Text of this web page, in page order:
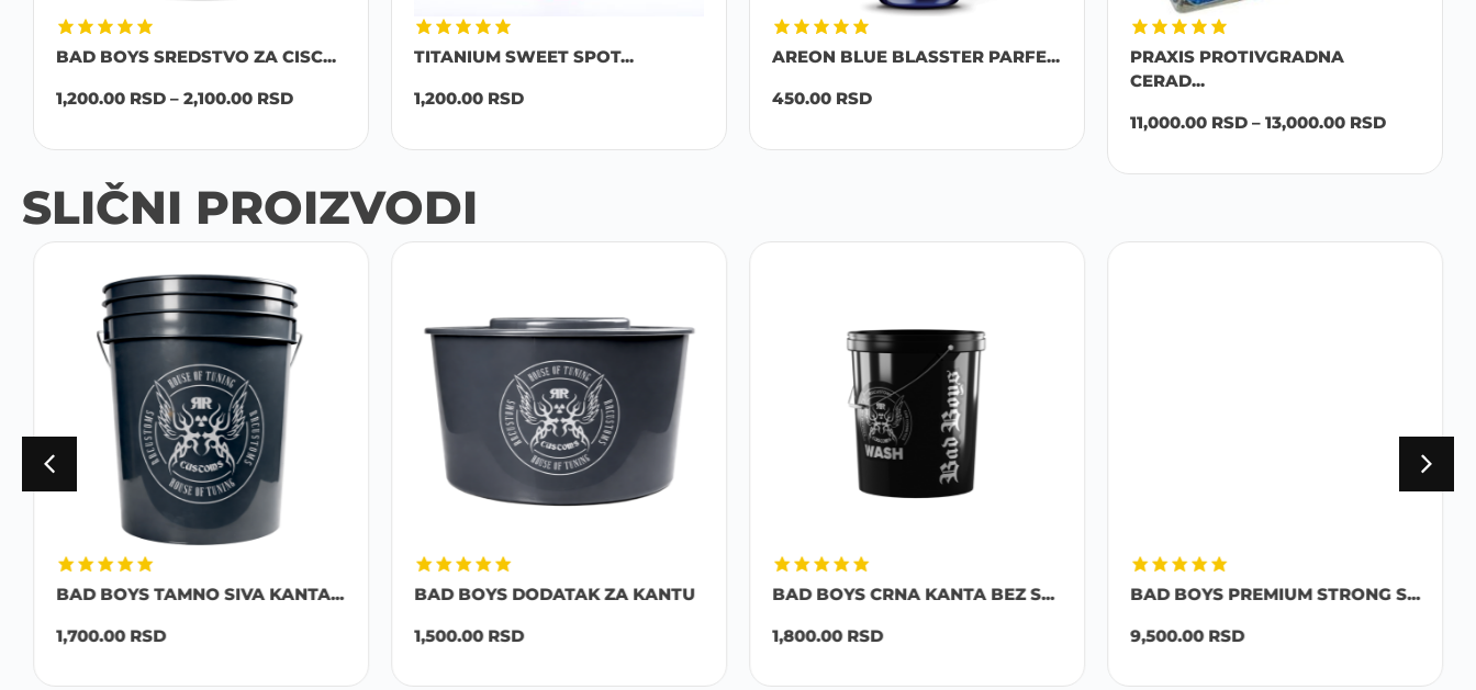
BAD BOYS SREDSTVO ZA CISC...
1,200.00 RSD – 2,100.00 RSD
TITANIUM SWEET SPOT...
1,200.00 RSD
AREON BLUE BLASSTER PARFE...
450.00 RSD
PRAXIS PROTIVGRADNA
CERAD...
11,000.00 RSD – 13,000.00 RSD
SLIČNI PROIZVODI
BAD BOYS TAMNO SIVA KANTA...
1,700.00 RSD
BAD BOYS DODATAK ZA KANTU
1,500.00 RSD
BAD BOYS CRNA KANTA BEZ S...
1,800.00 RSD
BAD BOYS PREMIUM STRONG S...
9,500.00 RSD